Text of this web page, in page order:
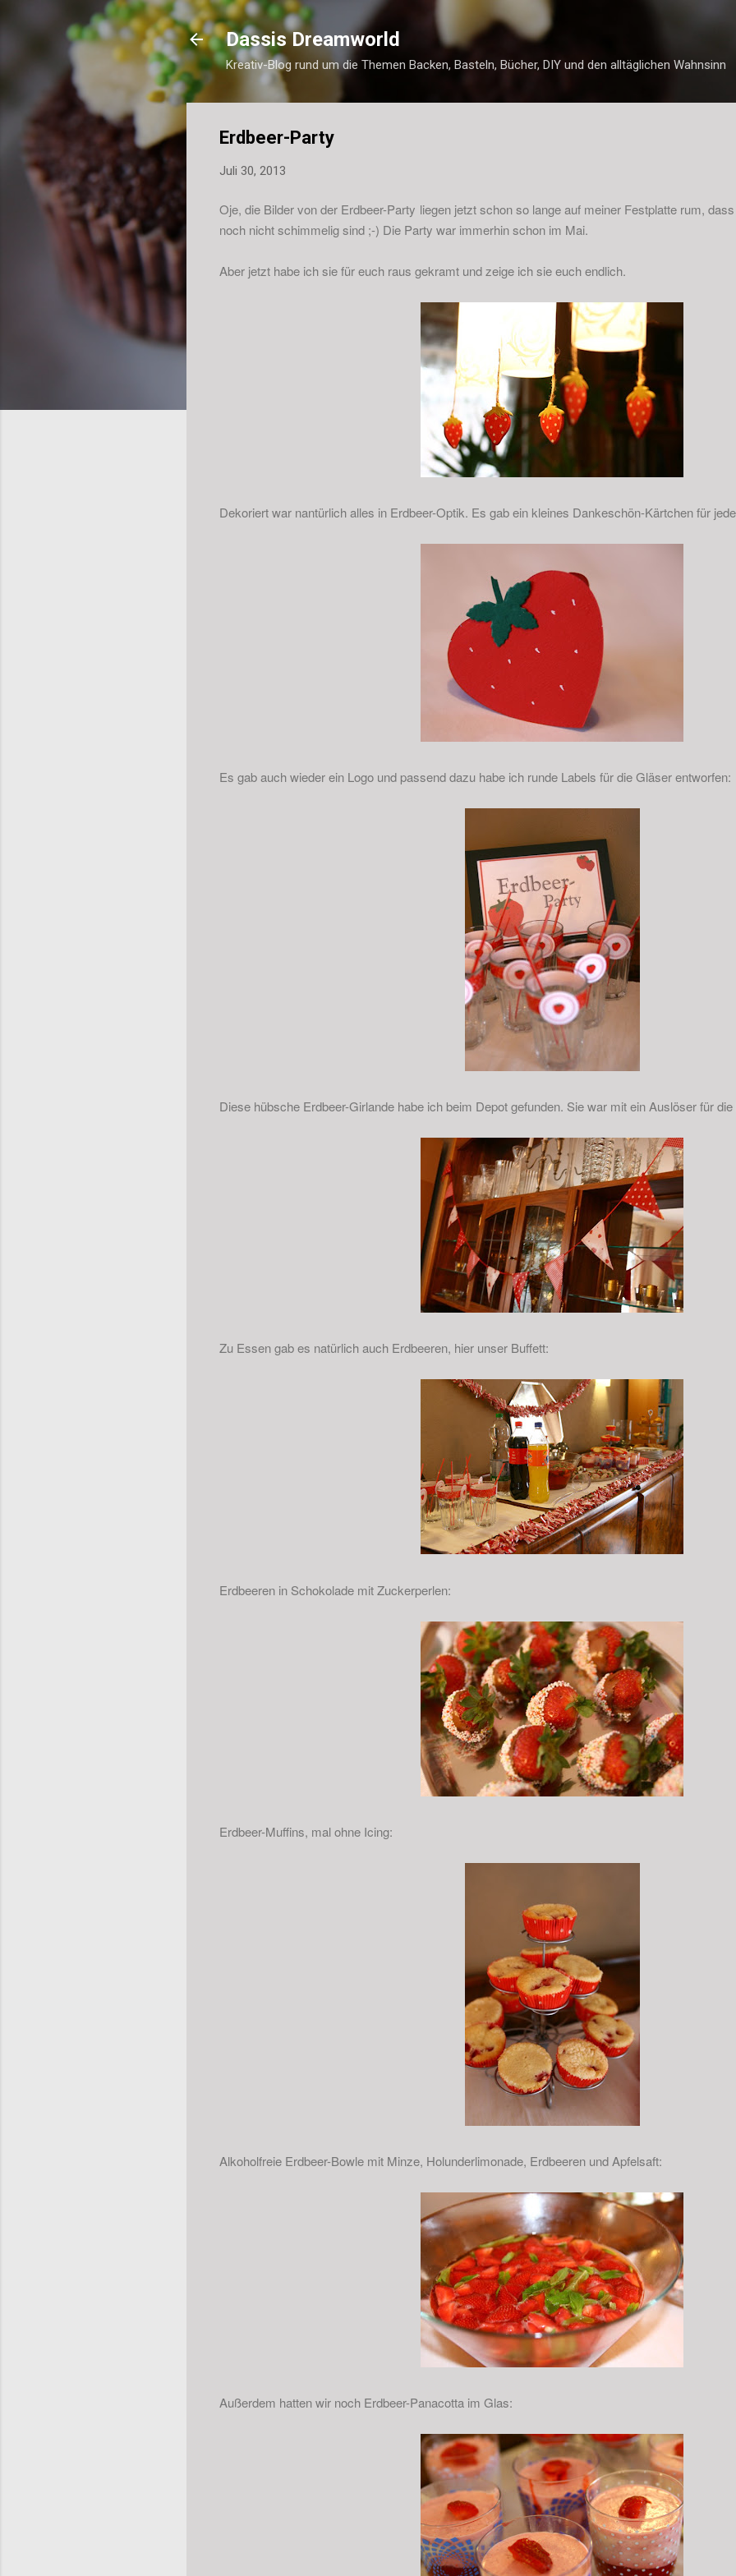
Direkt zum Hauptbereich
Dassis Dreamworld
Kreativ-Blog rund um die Themen Backen, Basteln, Bücher, DIY und den alltäglichen Wahnsinn
Erdbeer-Party
Juli 30, 2013
Oje, die Bilder von der Erdbeer-Party liegen jetzt schon so lange auf meiner Festplatte rum,
noch nicht schimmelig sind ;-) Die Party war immerhin schon im Mai.
Aber jetzt habe ich sie für euch raus gekramt und zeige ich sie euch endlich.
Dekoriert war nantürlich alles in Erdbeer-Optik. Es gab ein kleines Dankeschön-Kärtchen für
Es gab auch wieder ein Logo und passend dazu habe ich runde Labels für die Gläser entworfen:
Diese hübsche Erdbeer-Girlande habe ich beim Depot gefunden. Sie war mit ein Auslöser für
Zu Essen gab es natürlich auch Erdbeeren, hier unser Buffett:
Erdbeeren in Schokolade mit Zuckerperlen:
Erdbeer-Muffins, mal ohne Icing:
Alkoholfreie Erdbeer-Bowle mit Minze, Holunderlimonade, Erdbeeren und Apfelsaft:
Außerdem hatten wir noch Erdbeer-Panacotta im Glas: